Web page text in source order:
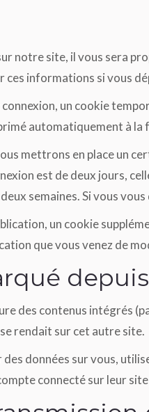
notre site, il vous sera
informations si vous
connexion, un cookie
automatiquement à
mettrons en place un
est de deux jours,
semaines. Si vous
un cookie
que vous venez de
des contenus intégrés
rendait sur cet autre site.
données sur vous,
connecté sur leur